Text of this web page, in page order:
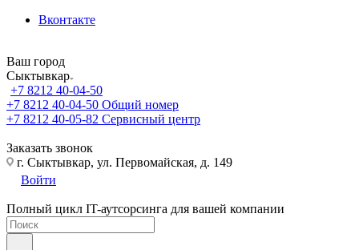
Вконтакте
Ваш город
Сыктывкар
+7 8212 40-04-50
+7 8212 40-04-50 Общий номер
+7 8212 40-05-82 Сервисный центр
Заказать звонок
г. Сыктывкар, ул. Первомайская, д. 149
Войти
Полный цикл IT-аутсорсинга для вашей компании